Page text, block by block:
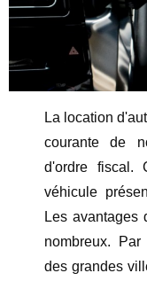
La location
courante de
d'ordre fiscal.
véhicule
Les avantages
nombreux.
des grandes